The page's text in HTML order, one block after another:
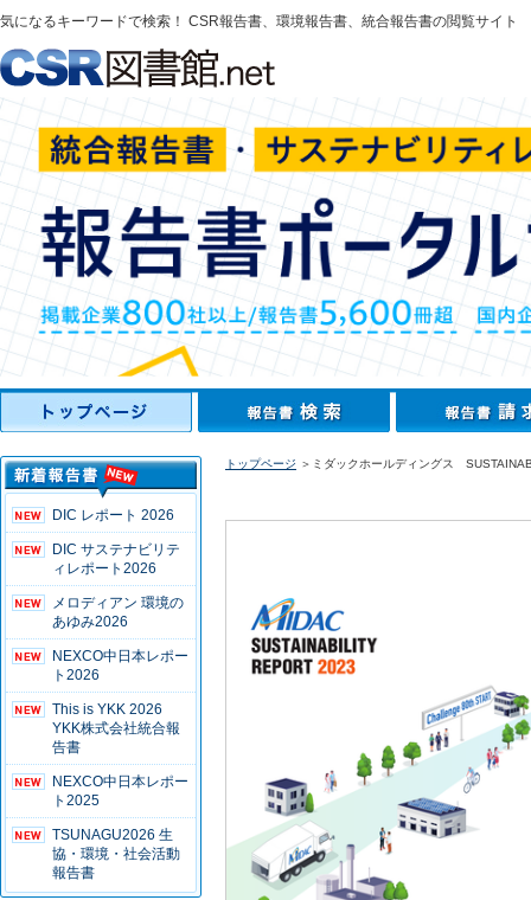
気になるキーワードで検索！ CSR報告書、環境報告書、統合報告書の閲覧サイト
DIC レポート 2026
DIC サステナビリテ
ィレポート2026
メロディアン 環境の
あゆみ2026
NEXCO中日本レポー
ト2026
This is YKK 2026
YKK株式会社統合報
告書
NEXCO中日本レポー
ト2025
TSUNAGU2026 生
協・環境・社会活動
報告書
トップページ ＞ミダックホールディングス